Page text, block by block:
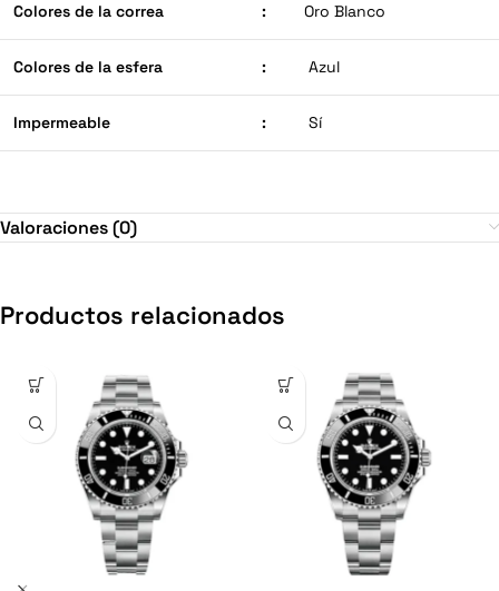
Colores de la correa : Oro Blanco
Colores de la esfera : Azul
Impermeable : Sí
Valoraciones (0)
Productos relacionados